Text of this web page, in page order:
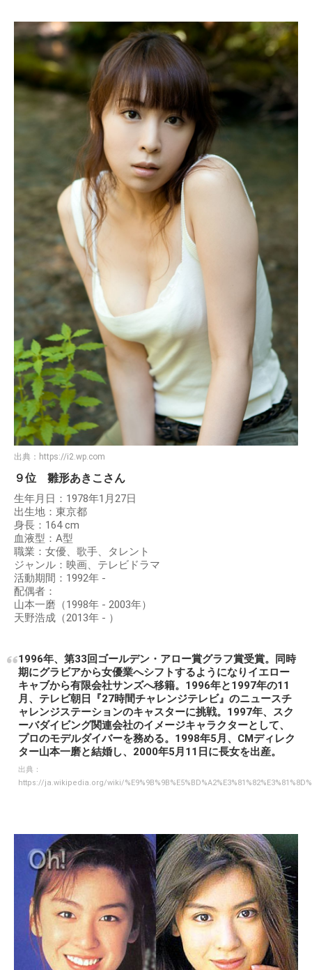
出典： https://i2.wp.com
９位 雛形あきこさん
生年月日：1978年1月27日
出生地：東京都
身長：164 cm
血液型：A型
職業：女優、歌手、タレント
ジャンル：映画、テレビドラマ
活動期間：1992年 -
配偶者：
山本一磨（1998年 - 2003年）
天野浩成（2013年 - ）
1996年、第33回ゴールデン・アロー賞グラフ賞受賞。同時
期にグラビアから女優業へシフトするようになりイエロー
キャブから有限会社サンズへ移籍。1996年と1997年の11
月、テレビ朝日『27時間チャレンジテレビ』のニュースチ
ャレンジステーションのキャスターに挑戦。1997年、スク
ーバダイビング関連会社のイメージキャラクターとして、
プロのモデルダイバーを務める。1998年5月、CMディレク
ター山本一磨と結婚し、2000年5月11日に長女を出産。
出典：
https://ja.wikipedia.org/wiki/